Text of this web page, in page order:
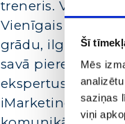
Šī
Mēs
saziņas
viņi
treneris. Viens no
Vienīgais Latvijā
grādu, ilggadējs
savā pieredzē,
ekspertus, lasa
iMarketings.lv ir